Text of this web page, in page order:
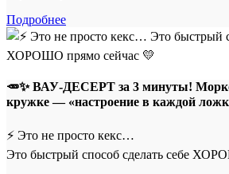
Подробнее
🥕✨ ВАУ-ДЕСЕРТ за 3 минуты!
кружке — «настроение в каждой
⚡️ Это не просто кекс…
Это быстрый способ сделать себе